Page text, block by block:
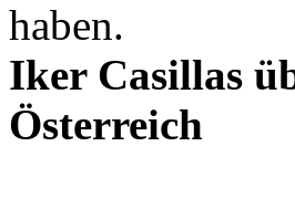
haben.
Iker Casillas
Österreich